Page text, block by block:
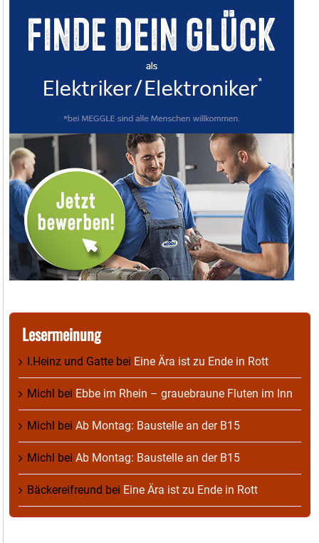
Lesermeinung
I.Heinz und Gatte bei Eine Ära ist zu Ende in Rott
Michl bei Ebbe im Rhein – grauebraune Fluten im Inn
Michl bei Ab Montag: Baustelle an der B15
Michl bei Ab Montag: Baustelle an der B15
Bäckereifreund bei Eine Ära ist zu Ende in Rott